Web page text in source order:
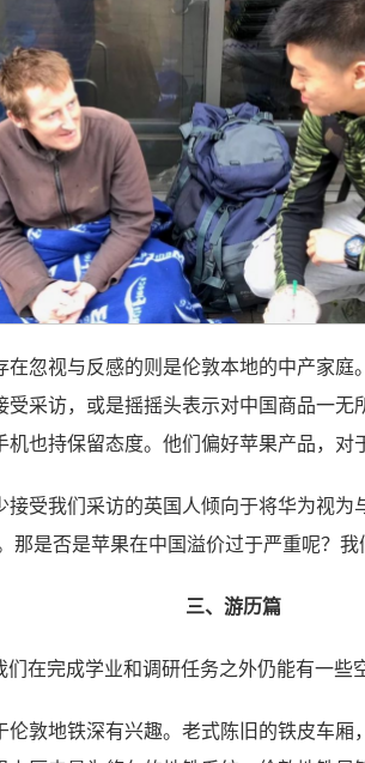
忽视与反感的则是伦敦本地的中产家
采访，或是摇摇头表示对中国商品一
也持保留态度。他们偏好苹果产品，对
受我们采访的英国人倾向于将华为视为
那是否是苹果在中国溢价过于严重呢？
三、游历篇
在完成学业和调研任务之外仍能有一些
敦地铁深有兴趣。老式陈旧的铁皮车